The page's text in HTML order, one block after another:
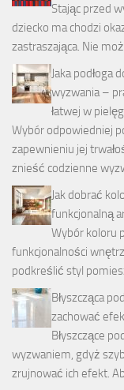
Stając przed
dziecko ma chodzi
zastraszająca. Nie
Jaka podłoga
wyzwania –
łatwej w
Wybór odpowiedniej
zapewnieniu jej
znieść codzienne
Jak dobrać
funkcjonalną
Wybór koloru
funkcjonalności
podkreślić styl
Błyszcząca
zachować
Błyszczące
wyzwaniem, gdyż
zrujnować ich efekt.